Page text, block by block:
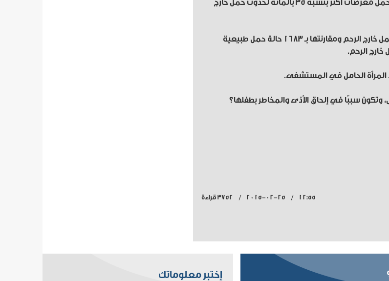
والأبحاث الطبية مؤخرا إلى أن النساء المدخنات اللواتي يرغبن بالحمل معرضات أكثر بنسبة 35 بالمائة لحدوث حمل خارج
ووفقا لتقرير نشرته الصحيفة ذاتها فقد تابع باحثون 803 حالة لحمل خارج الرحم ومقارنتها بـ 1683 حالة حمل طبيعية
الرحم.
وتكون سببًا في إلحاق الأذى والمخاطر بطفلها؟
12:55 / 2015-02-25 / 3752 قراءة
إختبر معلوماتك